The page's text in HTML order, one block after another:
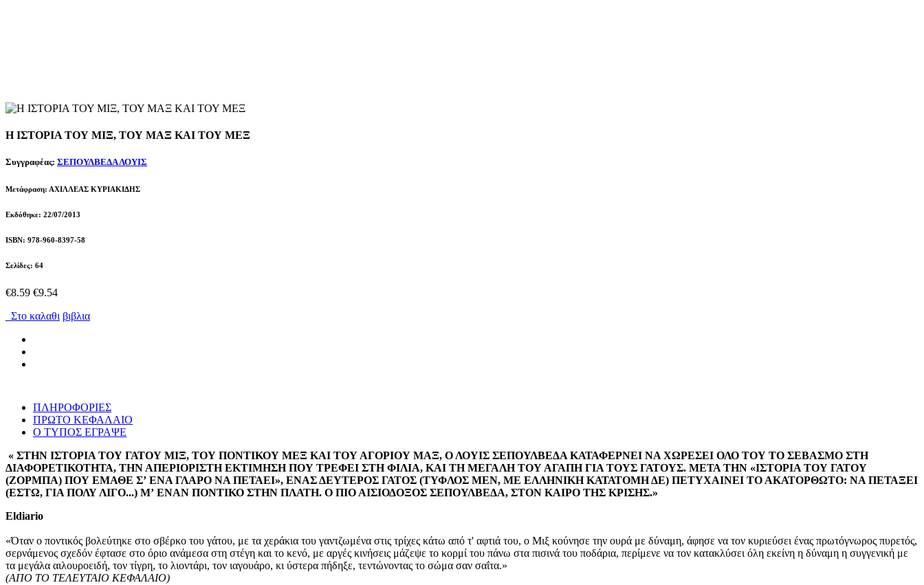
Η ΙΣΤΟΡΙΑ ΤΟΥ ΜΙΞ, ΤΟΥ ΜΑΞ ΚΑΙ ΤΟΥ ΜΕΞ
Συγγραφέας: ΣΕΠΟΥΛΒΕΔΑ ΛΟΥΙΣ
Μετάφραση: ΑΧΙΛΛΕΑΣ ΚΥΡΙΑΚΙΔΗΣ
Εκδόθηκε: 22/07/2013
ISBN: 978-960-8397-58
Σελίδες: 64
€8.59 €9.54
Στο καλαθι βιβλια
ΠΛΗΡΟΦΟΡΙΕΣ
ΠΡΩΤΟ ΚΕΦΑΛΑΙΟ
Ο ΤΥΠΟΣ ΕΓΡΑΨΕ
« ΣΤΗΝ ΙΣΤΟΡΙΑ ΤΟΥ ΓΑΤΟΥ ΜΙΞ, ΤΟΥ ΠΟΝΤΙΚΟΥ ΜΕΞ ΚΑΙ ΤΟΥ ΑΓΟΡΙΟΥ ΜΑΞ, Ο ΛΟΥΙΣ ΣΕΠΟΥΛΒΕΔΑ ΚΑΤΑΦΕΡΝΕΙ ΝΑ ΧΩΡΕΣΕΙ ΟΛΟ ΤΟΥ ΤΟ ΣΕΒΑΣΜΟ ΣΤΗ
ΔΙΑΦΟΡΕΤΙΚΟΤΗΤΑ, ΤΗΝ ΑΠΕΡΙΟΡΙΣΤΗ ΕΚΤΙΜΗΣΗ ΠΟΥ ΤΡΕΦΕΙ ΣΤΗ ΦΙΛΙΑ, ΚΑΙ ΤΗ ΜΕΓΑΛΗ ΤΟΥ ΑΓΑΠΗ ΓΙΑ ΤΟΥΣ ΓΑΤΟΥΣ. ΜΕΤΑ ΤΗΝ «ΙΣΤΟΡΙΑ ΤΟΥ ΓΑΤΟΥ
(ΖΟΡΜΠΑ) ΠΟΥ ΕΜΑΘΕ Σʼ ΕΝΑ ΓΛΑΡΟ ΝΑ ΠΕΤΑΕΙ», ΕΝΑΣ ΔΕΥΤΕΡΟΣ ΓΑΤΟΣ (ΤΥΦΛΟΣ ΜΕΝ, ΜΕ ΕΛΛΗΝΙΚΗ ΚΑΤΑΤΟΜΗ ΔΕ) ΠΕΤΥΧΑΙΝΕΙ ΤΟ ΑΚΑΤΟΡΘΩΤΟ: ΝΑ ΠΕΤΑΞΕΙ
(ΕΣΤΩ, ΓΙΑ ΠΟΛΥ ΛΙΓΟ...) Μʼ ΕΝΑΝ ΠΟΝΤΙΚΟ ΣΤΗΝ ΠΛΑΤΗ. Ο ΠΙΟ ΑΙΣΙΟΔΟΞΟΣ ΣΕΠΟΥΛΒΕΔΑ, ΣΤΟΝ ΚΑΙΡΟ ΤΗΣ ΚΡΙΣΗΣ.»
Eldiario
«Όταν ο ποντικός βολεύτηκε στο σβέρκο του γάτου, με τα χεράκια του γαντζωμένα στις τρίχες κάτω από τ' αφτιά του, ο Μιξ κούνησε την ουρά με δύναμη, άφησε να τον κυριεύσει ένας πρωτόγνωρος πυρετός,
σερνάμενος σχεδόν έφτασε στο όριο ανάμεσα στη στέγη και το κενό, με αργές κινήσεις μάζεψε το κορμί του πάνω στα πισινά του ποδάρια, περίμενε να τον κατακλύσει όλη εκείνη η δύναμη η συγγενική με
τα μεγάλα αιλουροειδή, τον τίγρη, το λιοντάρι, τον ιαγουάρο, κι ύστερα πήδηξε, τεντώνοντας το σώμα σαν σαΐτα.»
(ΑΠΟ ΤΟ ΤΕΛΕΥΤΑΙΟ ΚΕΦΑΛΑΙΟ)